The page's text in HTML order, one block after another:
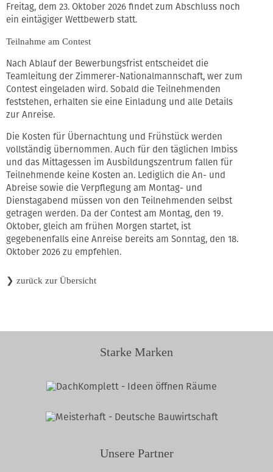
Freitag, dem 23. Oktober 2026 findet zum Abschluss noch
ein eintägiger Wettbewerb statt.
Teilnahme am Contest
Nach Ablauf der Bewerbungsfrist entscheidet die
Teamleitung der Zimmerer-Nationalmannschaft, wer zum
Contest eingeladen wird. Sobald die Teilnehmenden
feststehen, erhalten sie eine Einladung und alle Details
zur Anreise.
Die Kosten für Übernachtung und Frühstück werden
vollständig übernommen. Auch für den täglichen Imbiss
und das Mittagessen im Ausbildungszentrum fallen für
Teilnehmende keine Kosten an. Lediglich die An- und
Abreise sowie die Verpflegung am Montag- und
Dienstagabend müssen von den Teilnehmenden selbst
getragen werden. Da der Contest am Montag, den 19.
Oktober, gleich am frühen Morgen startet, ist
gegebenenfalls eine Anreise bereits am Sonntag, den 18.
Oktober 2026 zu empfehlen.
❯ zurück zur Übersicht
Starke Marken
Unsere Partner